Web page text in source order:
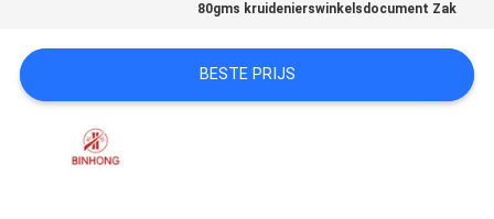
80gms kruidenierswinkelsdocument Zak
BESTE PRIJS